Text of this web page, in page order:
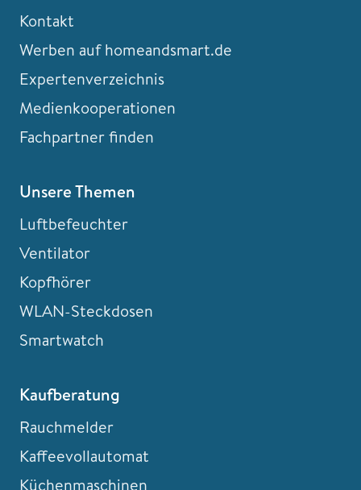
Kontakt
Werben auf homeandsmart.de
Expertenverzeichnis
Medienkooperationen
Fachpartner finden
Unsere Themen
Luftbefeuchter
Ventilator
Kopfhörer
WLAN-Steckdosen
Smartwatch
Kaufberatung
Rauchmelder
Kaffeevollautomat
Küchenmaschinen